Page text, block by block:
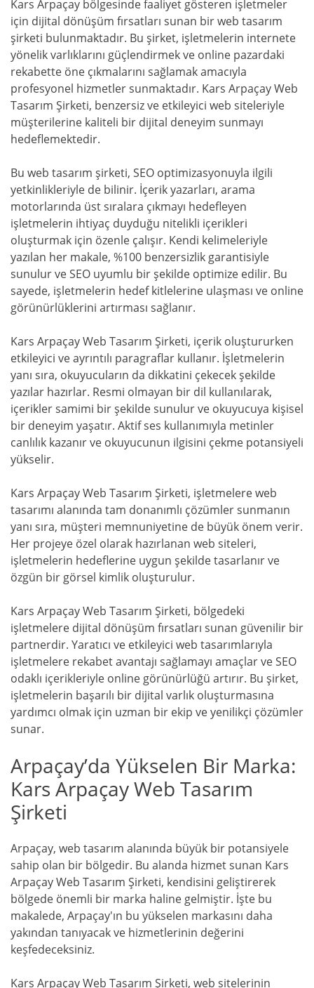
Kars Arpaçay bölgesinde faaliyet gösteren işletmeler
için dijital dönüşüm fırsatları sunan bir web tasarım
şirketi bulunmaktadır. Bu şirket, işletmelerin internete
yönelik varlıklarını güçlendirmek ve online pazardaki
rekabette öne çıkmalarını sağlamak amacıyla
profesyonel hizmetler sunmaktadır. Kars Arpaçay Web
Tasarım Şirketi, benzersiz ve etkileyici web siteleriyle
müşterilerine kaliteli bir dijital deneyim sunmayı
hedeflemektedir.
Bu web tasarım şirketi, SEO optimizasyonuyla ilgili
yetkinlikleriyle de bilinir. İçerik yazarları, arama
motorlarında üst sıralara çıkmayı hedefleyen
işletmelerin ihtiyaç duyduğu nitelikli içerikleri
oluşturmak için özenle çalışır. Kendi kelimeleriyle
yazılan her makale, %100 benzersizlik garantisiyle
sunulur ve SEO uyumlu bir şekilde optimize edilir. Bu
sayede, işletmelerin hedef kitlelerine ulaşması ve online
görünürlüklerini artırması sağlanır.
Kars Arpaçay Web Tasarım Şirketi, içerik oluştururken
etkileyici ve ayrıntılı paragraflar kullanır. İşletmelerin
yanı sıra, okuyucuların da dikkatini çekecek şekilde
yazılar hazırlar. Resmi olmayan bir dil kullanılarak,
içerikler samimi bir şekilde sunulur ve okuyucuya kişisel
bir deneyim yaşatır. Aktif ses kullanımıyla metinler
canlılık kazanır ve okuyucunun ilgisini çekme potansiyeli
yükselir.
Kars Arpaçay Web Tasarım Şirketi, işletmelere web
tasarımı alanında tam donanımlı çözümler sunmanın
yanı sıra, müşteri memnuniyetine de büyük önem verir.
Her projeye özel olarak hazırlanan web siteleri,
işletmelerin hedeflerine uygun şekilde tasarlanır ve
özgün bir görsel kimlik oluşturulur.
Kars Arpaçay Web Tasarım Şirketi, bölgedeki
işletmelere dijital dönüşüm fırsatları sunan güvenilir bir
partnerdir. Yaratıcı ve etkileyici web tasarımlarıyla
işletmelere rekabet avantajı sağlamayı amaçlar ve SEO
odaklı içerikleriyle online görünürlüğü artırır. Bu şirket,
işletmelerin başarılı bir dijital varlık oluşturmasına
yardımcı olmak için uzman bir ekip ve yenilikçi çözümler
sunar.
Arpaçay’da Yükselen Bir Marka:
Kars Arpaçay Web Tasarım
Şirketi
Arpaçay, web tasarım alanında büyük bir potansiyele
sahip olan bir bölgedir. Bu alanda hizmet sunan Kars
Arpaçay Web Tasarım Şirketi, kendisini geliştirerek
bölgede önemli bir marka haline gelmiştir. İşte bu
makalede, Arpaçay'ın bu yükselen markasını daha
yakından tanıyacak ve hizmetlerinin değerini
keşfedeceksiniz.
Kars Arpaçay Web Tasarım Şirketi, web sitelerinin